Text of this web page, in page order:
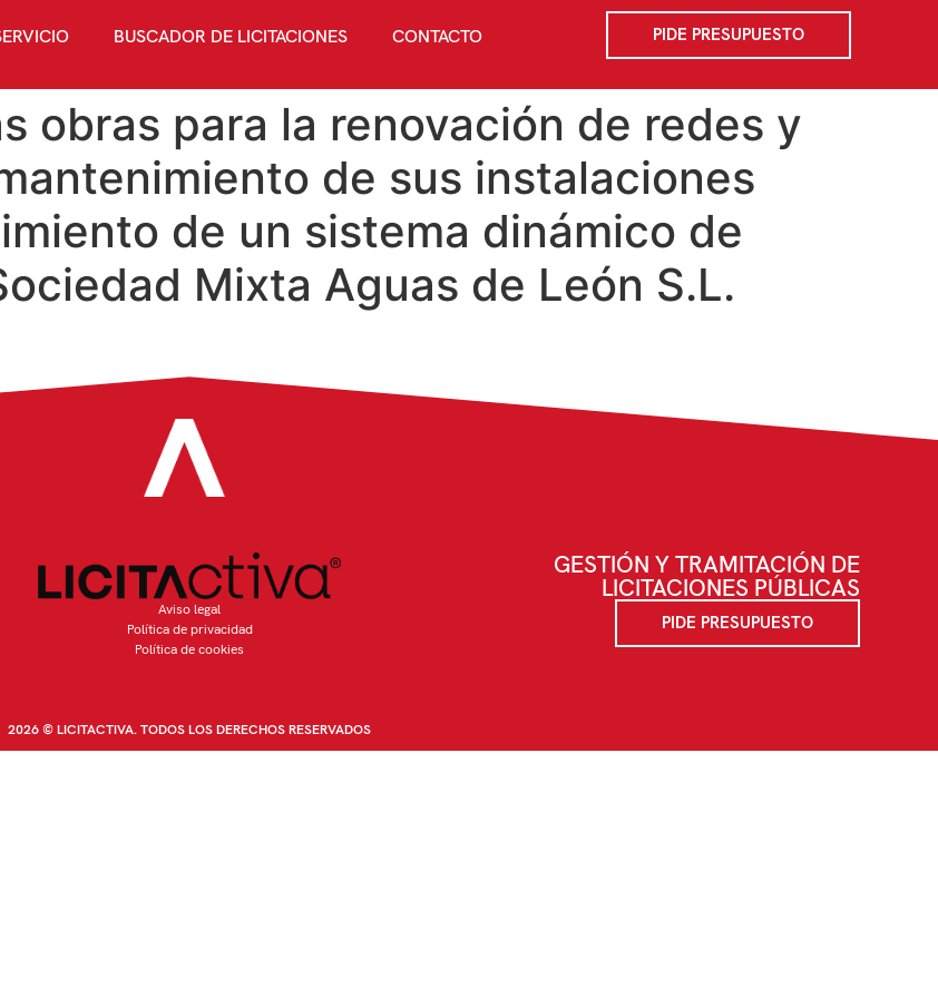
BUSCADOR DE LICITACIONES CONTACTO PIDE PRESUPUESTO
obras para la renovación de redes y
de sus instalaciones
de un sistema dinámico de
Mixta Aguas de León S.L.
Aviso legal
Política de privacidad
Política de cookies
GESTIÓN Y TRAMITACIÓN DE
LICITACIONES PÚBLICAS
PIDE PRESUPUESTO
2026 © LICITACTIVA. TODOS LOS DERECHOS RESERVADOS